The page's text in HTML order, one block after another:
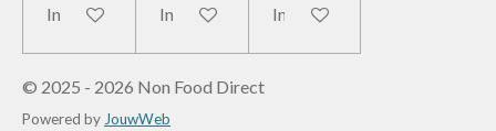
In winkelwagenIn winkelwagenIn winkelwagen
© 2025 - 2026 Non Food Direct
Powered byJouwWeb